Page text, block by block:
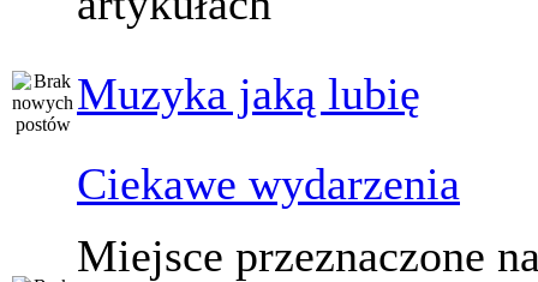
Muzyka jaką lubię
Ciekawe wydarzenia
Miejsce przeznaczone